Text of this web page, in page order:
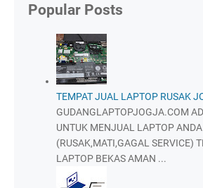
Popular Posts
TEMPAT JUAL LAPTOP RUSAK
GUDANGLAPTOPJOGJA.COM
UNTUK MENJUAL LAPTOP
(RUSAK,MATI,GAGAL SERVICE)
LAPTOP BEKAS AMAN ...